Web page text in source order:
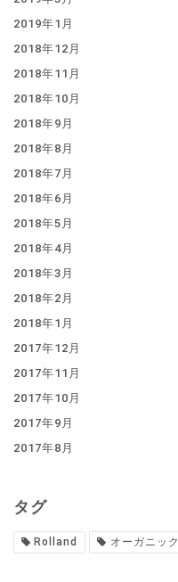
2019年1月
2018年12月
2018年11月
2018年10月
2018年9月
2018年8月
2018年7月
2018年6月
2018年5月
2018年4月
2018年3月
2018年2月
2018年1月
2017年12月
2017年11月
2017年10月
2017年9月
2017年8月
タグ
Rolland オーガニック